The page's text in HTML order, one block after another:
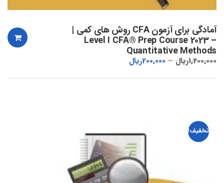
آمادگی برای آزمون CFA روش های کمی |
Level I CFA® Prep Course 2023 –
Quantitative Methods
1,200,000ریال 200,000ریال
تخفیف!